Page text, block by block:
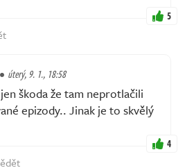
5
úterý, 9. 1., 18:58
škoda že tam neprotlačili
epizody.. Jinak je to skvělý
4